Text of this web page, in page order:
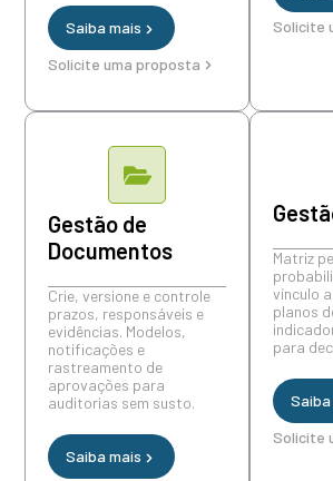
Saiba mais
Solicite uma proposta
Solicite
Gestão de
Documentos
Crie, versione e controle
prazos, responsáveis e
evidências. Modelos,
notificações e
rastreamento de
aprovações para
auditorias sem susto.
Saiba mais
Matriz
vínculo
planos
para
Saiba
Solicite